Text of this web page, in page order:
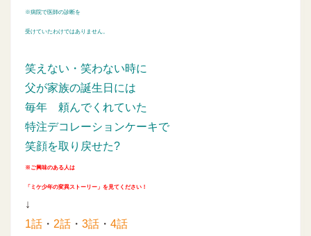
※病院で医師の診断を
受けていたわけではありません。
笑えない・笑わない時に
父が家族の誕生日には
毎年 頼んでくれていた
特注デコレーションケーキで
笑顔を取り戻せた?
※ご興味のある人は
「ミケ少年の変異ストーリー」を見てください！
↓
1話 ・ 2話 ・ 3話 ・ 4話